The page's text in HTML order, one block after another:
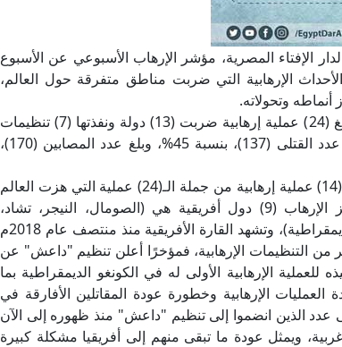
الإفتاء المصرية، مؤشر الإرهاب الأسبوعي عن الأسبوع
ويرصد فيه أبرز الأحداث الإرهابية التي ضربت مناطق متفرقة حول العالم،
وتحولاته.
وقال المرصد إن عدد العمليات الإرهابية لهذا الأسبوع بلغ (24) عملية إرهابية ضربت (13) دولة ونفذتها (7) تنظيمات
إرهابية، أسقطت (307) ما بين قتيل وجريح، حيث بلغ عدد القتلى (137)، بنسبة 45%، وبلغ عدد المصابين (170)،
وأوضح المؤشر أن القارة الأفريقية شهدت هذا الأسبوع (14) عملية إرهابية من جملة الـ(24) عملية التي هزت العالم
بما نسبته 58% من عدد العمليات الإرهابية، حيث هز الإرهاب (9) دول أفريقية هي (الصومال، النيجر، تشاد،
بوركينافاسو، ليبيا، تونس، الكاميرون، مالي، الكونغو الديمقراطية)، وتشهد القارة الأفريقية منذ منتصف عام 2018م
من التنظيمات الإرهابية، فمؤخرًا أعلن تنظيم "داعش" عن
الإرهابية الأولى له في الكونغو الديمقراطية بما
الإرهابية وخطورة عودة المقاتلين الأفارقة في
الذين انضموا إلى تنظيم "داعش" منذ ظهوره إلى الآن
بحثية غربية، ويمثل عودة ما تبقى منهم إلى أفريقيا مشكلة كبيرة